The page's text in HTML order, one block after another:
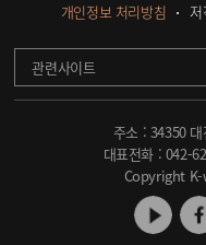
개인정보 처리방침
관련사이트
주소 : 34350
대표전화 : 042-
Copyright